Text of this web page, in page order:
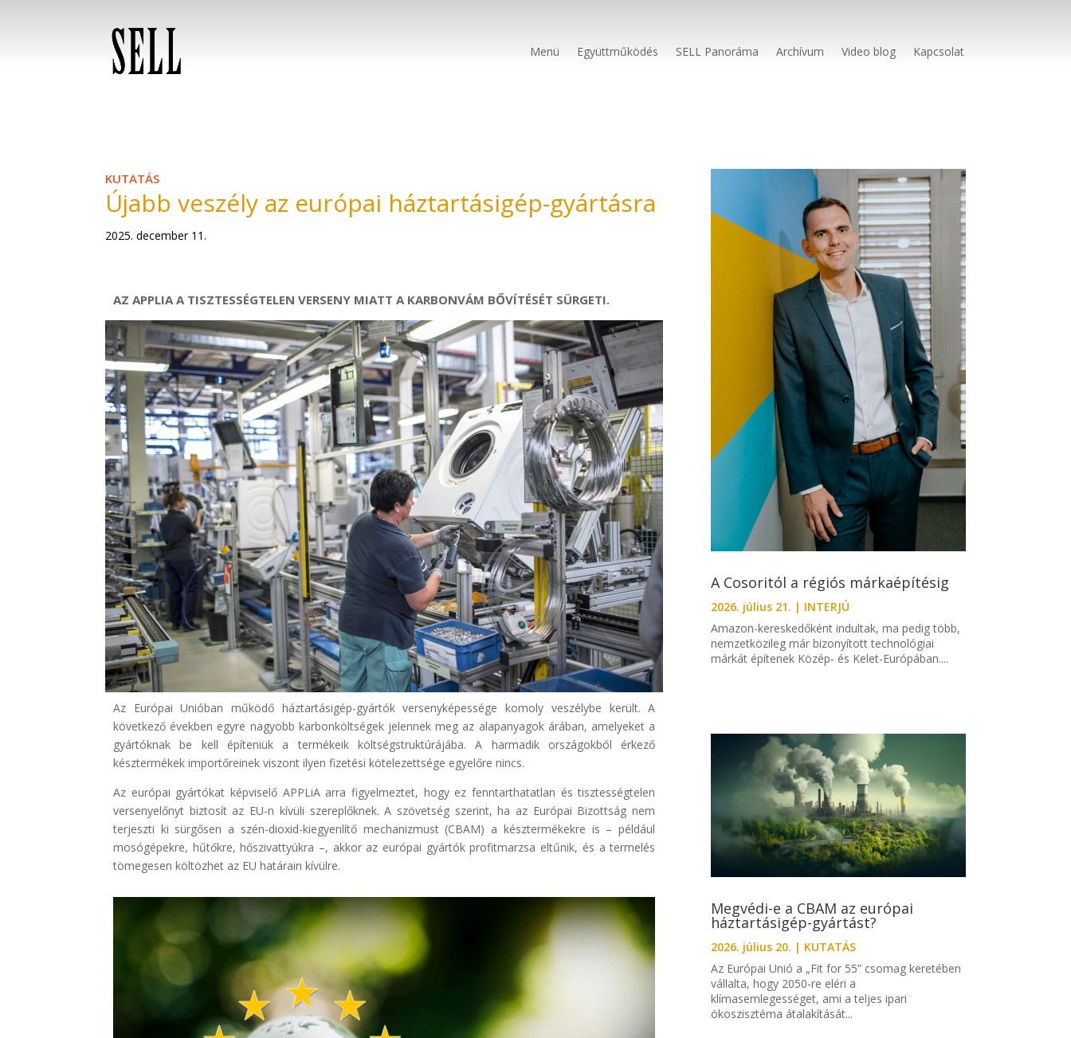
Menü Együttműködés SELL Panoráma Archívum Video blog Kapcsolat
KUTATÁS
Újabb veszély az európai háztartásigép-gyártásra
2025. december 11.
AZ APPLIA A TISZTESSÉGTELEN VERSENY MIATT A KARBONVÁM BŐVÍTÉSÉT SÜRGETI.
Az Európai Unióban működő háztartásigép-gyártók versenyképessége komoly veszélybe került. A
következő években egyre nagyobb karbonköltségek jelennek meg az alapanyagok árában, amelyeket a
gyártóknak be kell építeniük a termékeik költségstruktúrájába. A harmadik országokból érkező
késztermékek importőreinek viszont ilyen fizetési kötelezettsége egyelőre nincs.
Az európai gyártókat képviselő APPLiA arra figyelmeztet, hogy ez fenntarthatatlan és tisztességtelen
versenyelőnyt biztosít az EU-n kívüli szereplőknek. A szövetség szerint, ha az Európai Bizottság nem
terjeszti ki sürgősen a szén-dioxid-kiegyenlítő mechanizmust (CBAM) a késztermékekre is – például
mosógépekre, hűtőkre, hőszivattyúkra –, akkor az európai gyártók profitmarzsa eltűnik, és a termelés
tömegesen költözhet az EU határain kívülre.
A Cosoritól a régiós márkaépítésig
2026. július 21. | INTERJÚ
Amazon-kereskedőként indultak, ma pedig több,
nemzetközileg már bizonyított technológiai
márkát építenek Közép- és Kelet-Európában....
Megvédi-e a CBAM az európai
háztartásigép-gyártást?
2026. július 20. | KUTATÁS
Az Európai Unió a „Fit for 55” csomag keretében
vállalta, hogy 2050-re eléri a
klímasemlegességet, ami a teljes ipari
ökoszisztéma átalakítását...